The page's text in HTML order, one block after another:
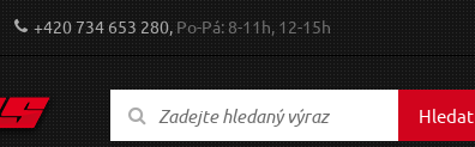
+420 734 653 280, Po-Pá: 8-11h, 12-15h
Hledat